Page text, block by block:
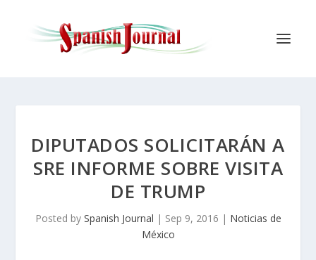
DIPUTADOS SOLICITARÁN A
SRE INFORME SOBRE VISITA
DE TRUMP
Posted by Spanish Journal | Sep 9, 2016 | Noticias de
México